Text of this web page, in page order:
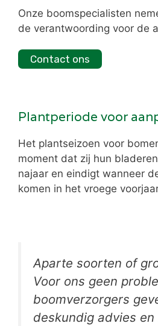
Onze boomspecialisten
de verantwoording voor de
Contact ons
Plantperiode voor
Het plantseizoen voor
moment dat zij hun
najaar en eindigt wanneer
komen in het vroege
Aparte soorten of
Voor ons geen
boomverzorgers
deskundig advies